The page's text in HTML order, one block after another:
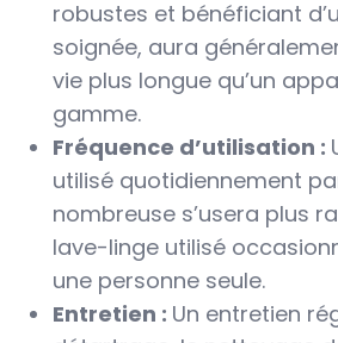
robustes et bénéficiant
soignée, aura
vie plus longue qu’un
gamme.
Fréquence d’utilisation :
utilisé quotidiennement
nombreuse s’usera plus
lave-linge utilisé
une personne seule.
Entretien : Un entretien